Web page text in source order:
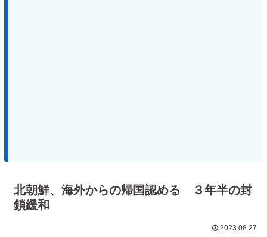
北朝鮮、海外からの帰国認める ３年半の封
鎖緩和
2023.08.27